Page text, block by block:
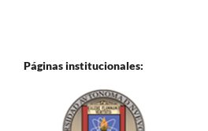
Páginas institucionales: